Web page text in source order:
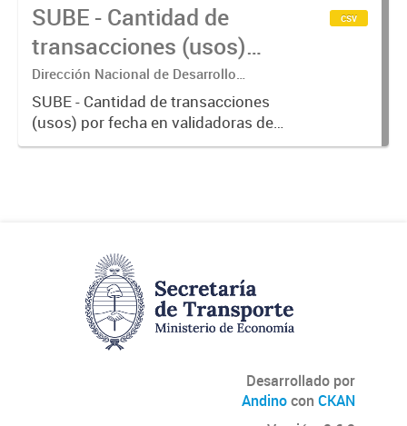
SUBE - Cantidad de
transacciones (usos)
por fecha
Dirección Nacional de Desarrollo
Tecnológico - Ministerio de Transporte.
SUBE - Cantidad de transacciones
(usos) por fecha en validadoras de
la red SUBE.
csv
Desarrollado por
Andinocon CKAN